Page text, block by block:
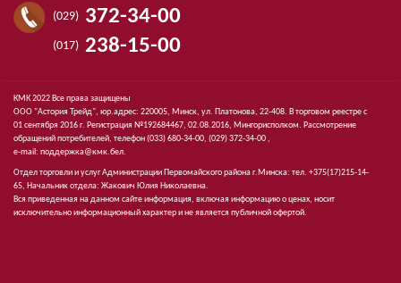
(029) 372-34-00
(017) 238-15-00
КМК 2022 Все права защищены
ООО "Астория Трейд", юр.адрес: 220005, Минск, ул. Платонова, 22-408. В торговом реестре с
01 сентября 2016 г. Регистрация №192684467, 02.08.2016, Мингорисполком. Рассмотрение
обращений потребителей, телефон(033)680-34-00, (029)372-34-00 ,
e-mail: поддержка@кмк.бел.
Отдел торговли и услуг Администрации Первомайского района г.Минска: тел. +375(17)215-14-
65, Начальник отдела: Жакович Юлия Николаевна.
Вся приведенная на данном сайте информация, включая информацию о ценах, носит
исключительно информационный характер и не является публичной офертой.